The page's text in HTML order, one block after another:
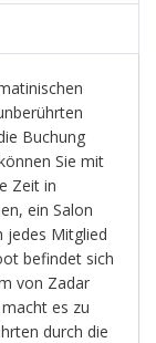
Buchung
Sie mit
Zeit in
ein Salon
jedes Mitglied
befindet sich
von Zadar
es zu
durch die